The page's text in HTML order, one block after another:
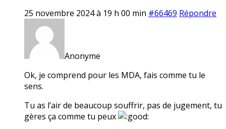
25 novembre 2024 à 19 h 00 min #66469 Répondre
Anonyme
Ok, je comprend pour les MDA, fais comme tu le
sens.
Tu as l’air de beaucoup souffrir, pas de jugement, tu
gères ça comme tu peux